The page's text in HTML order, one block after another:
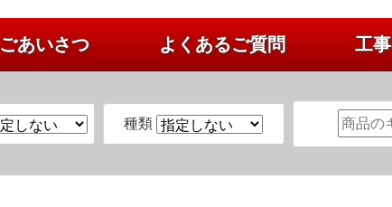
ごあいさつ よくあるご質問 工
種類